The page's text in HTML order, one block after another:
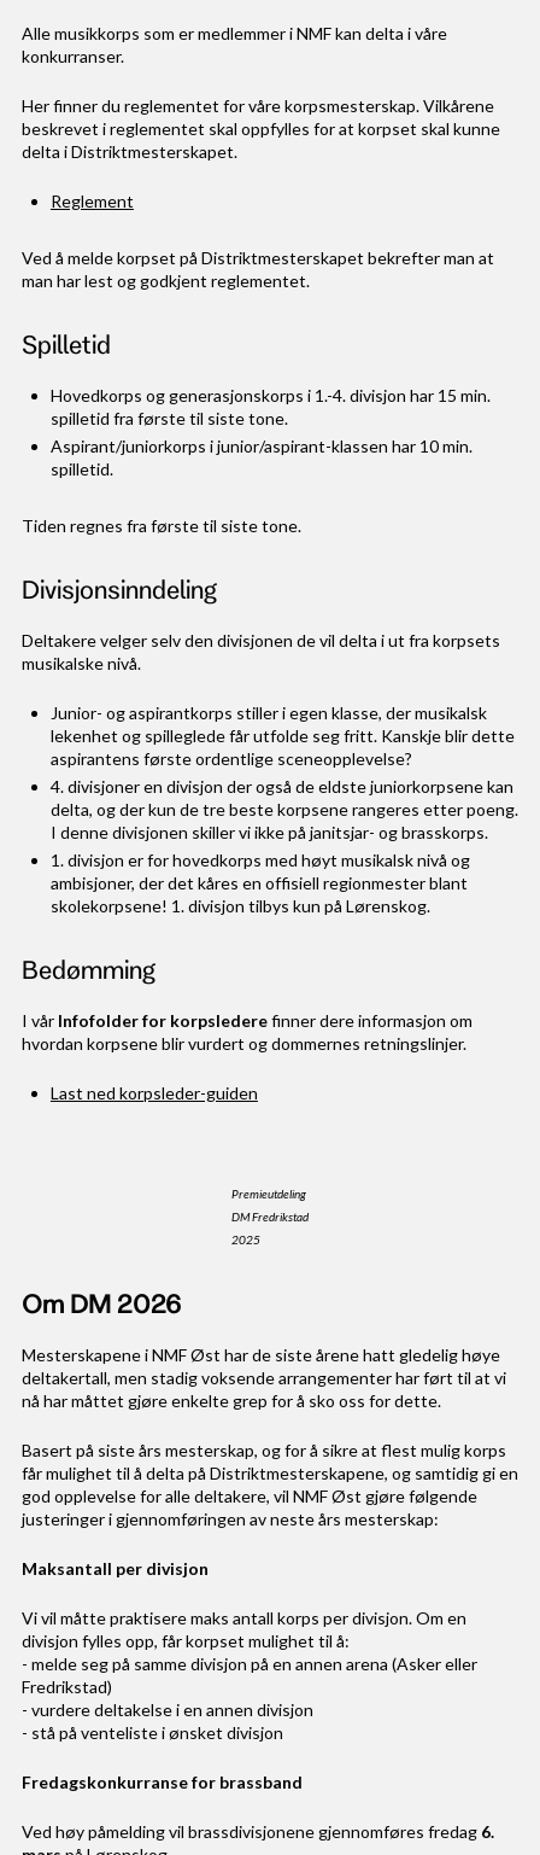
Alle musikkorps som er medlemmer i NMF kan delta i våre
konkurranser.
Her finner du reglementet for våre korpsmesterskap. Vilkårene
beskrevet i reglementet skal oppfylles for at korpset skal kunne
delta i Distriktmesterskapet.
Reglement
Ved å melde korpset på Distriktmesterskapet bekrefter man at
man har lest og godkjent reglementet.
Spilletid
Hovedkorps og generasjonskorps i 1.-4. divisjon har 15 min.
spilletid fra første til siste tone.
Aspirant/juniorkorps i junior/aspirant-klassen har 10 min.
spilletid.
Tiden regnes fra første til siste tone.
Divisjonsinndeling
Deltakere velger selv den divisjonen de vil delta i ut fra korpsets
musikalske nivå.
Junior- og aspirantkorps stiller i egen klasse, der musikalsk
lekenhet og spilleglede får utfolde seg fritt. Kanskje blir dette
aspirantens første ordentlige sceneopplevelse?
4. divisjoner en divisjon der også de eldste juniorkorpsene kan
delta, og der kun de tre beste korpsene rangeres etter poeng.
I denne divisjonen skiller vi ikke på janitsjar- og brasskorps.
1. divisjon er for hovedkorps med høyt musikalsk nivå og
ambisjoner, der det kåres en offisiell regionmester blant
skolekorpsene! 1. divisjon tilbys kun på Lørenskog.
Bedømming
I vår Infofolder for korpslederefinner dere informasjon om
hvordan korpsene blir vurdert og dommernes retningslinjer.
Last ned korpsleder-guiden
Premieutdeling
DM Fredrikstad
2025
Om DM 2026
Mesterskapene i NMF Øst har de siste årene hatt gledelig høye
deltakertall, men stadig voksende arrangementer har ført til at vi
nå har måttet gjøre enkelte grep for å sko oss for dette.
Basert på siste års mesterskap, og for å sikre at flest mulig korps
får mulighet til å delta på Distriktmesterskapene, og samtidig gi en
god opplevelse for alle deltakere, vil NMF Øst gjøre følgende
justeringer i gjennomføringen av neste års mesterskap:
Maksantall per divisjon
Vi vil måtte praktisere maks antall korps per divisjon. Om en
divisjon fylles opp, får korpset mulighet til å:
- melde seg på samme divisjon på en annen arena (Asker eller
Fredrikstad)
- vurdere deltakelse i en annen divisjon
- stå på venteliste i ønsket divisjon
Fredagskonkurranse for brassband
Ved høy påmelding vil brassdivisjonene gjennomføres fredag 6.